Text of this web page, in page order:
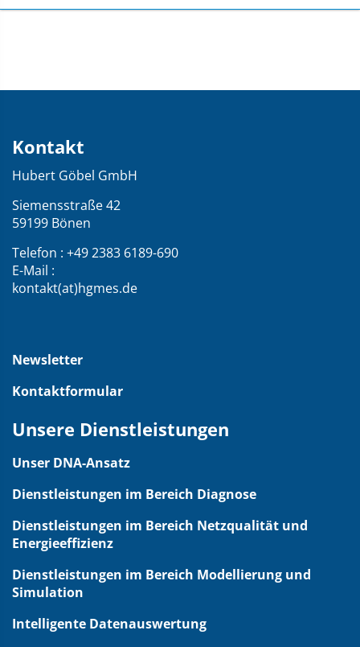
Kontakt
und
Übersicht
über
die
Webseite
Kontakt
Hubert Göbel GmbH
Siemensstraße 42
59199 Bönen
Telefon : +49 2383 6189-690
E-Mail :
kontakt(at)hgmes.de
Newsletter
Kontaktformular
Unsere Dienstleistungen
Unser DNA-Ansatz
Dienstleistungen im Bereich Diagnose
Dienstleistungen im Bereich Netzqualität und
Energieeffizienz
Dienstleistungen im Bereich Modellierung und
Simulation
Intelligente Datenauswertung